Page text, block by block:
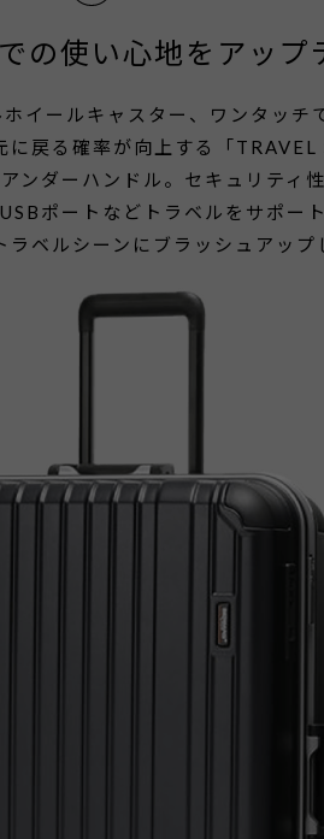
の使い心地をアップ
ールキャスター、ワンタッチ
戻る確率が向上する「TRAVEL
ンダーハンドル。セキュリティ
ポートなどトラベルをサポー
ベルシーンにブラッシュアップ